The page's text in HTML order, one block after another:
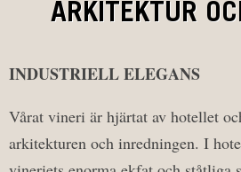
ARKITEKTUR
INDUSTRIELL ELEGANS
Vårat vineri är hjärtat av hotellet
arkitekturen och inredningen. I